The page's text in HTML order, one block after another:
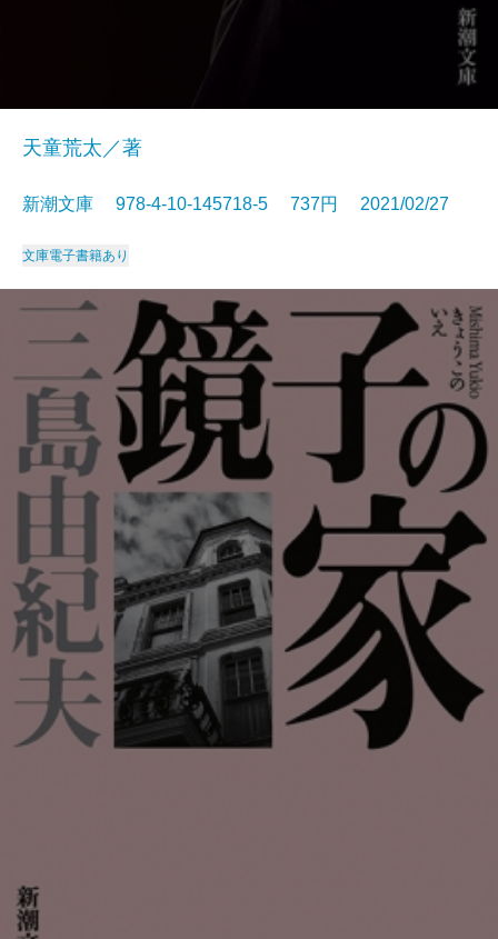
天童荒太／著
新潮文庫 978-4-10-145718-5 737円 2021/02/27
文庫電子書籍あり